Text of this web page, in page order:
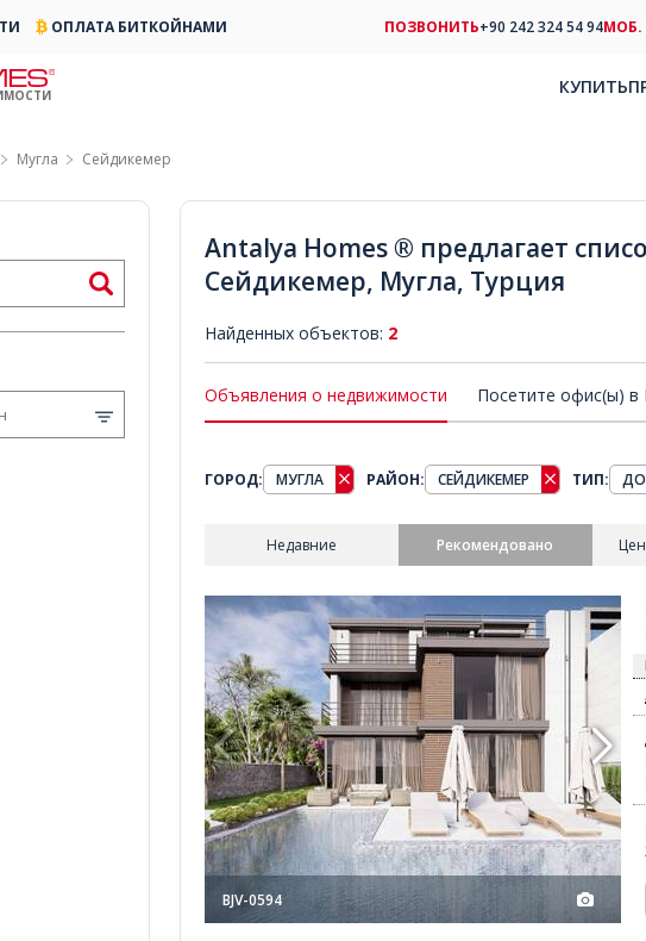
Мугла Сейдикемер
Antalya Homes ® предлагает
Сейдикемер, Мугла, Турция
Найденных объектов: 2
Объявления о недвижимости Посетите офис(ы) в
ГОРОД: МУГЛА РАЙОН: СЕЙДИКЕМЕР ТИП:
Недавние Рекомендовано
с просторным садом и сауной в Сейдикемер Мугла 2Отдельно стоящий дом с просторным садом и
BJV-0594
ОПЛАТА БИТКОЙНАМИ ПОЗВОНИТЬ+90 242 324 54 94МОБ.
КУПИТЬ